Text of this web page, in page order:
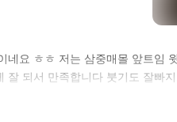
네요 ㅎㅎ 저는 삼중매몰 앞트임
잘 되서 만족합니다 붓기도 잘빠